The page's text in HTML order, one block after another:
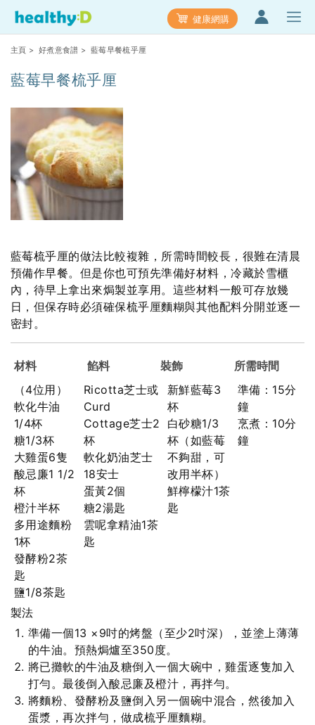
健康網購
主頁 好煮意食譜 > 藍莓早餐梳乎厘
藍莓早餐梳乎厘
藍莓梳乎厘的做法比較複雜，所需時間較長，很難在清晨
預備作早餐。但是你也可預先準備好材料，冷藏於雪櫃
內，待早上拿出來焗製並享用。這些材料一般可存放幾
日，但保存時必須確保梳乎厘麵糊與其他配料分開並逐一
密封。
材料 餡料 裝飾
所需時間
（4位用）
軟化牛油
1/4杯
糖1/3杯
大雞蛋6隻
酸忌廉1 1/2
杯
橙汁半杯
多用途麵粉
1杯
發酵粉2茶
匙
鹽1/8茶匙
Ricotta芝士或
Curd
Cottage芝士2
杯
軟化奶油芝士
18安士
蛋黃2個
糖2湯匙
雲呢拿精油1茶
匙
新鮮藍莓3
杯
白砂糖1/3
杯（如藍莓
不夠甜，可
改用半杯）
鮮檸檬汁1茶
匙
準備：15分
鐘
烹煮：10分
鐘
製法
準備一個13 ×9吋的烤盤（至少2吋深），並塗上薄薄
的牛油。預熱焗爐至350度。
將已攤軟的牛油及糖倒入一個大碗中，雞蛋逐隻加入
打勻。最後倒入酸忌廉及橙汁，再拌勻。
將麵粉、發酵粉及鹽倒入另一個碗中混合，然後加入
蛋漿，再次拌勻，做成梳乎厘麵糊。